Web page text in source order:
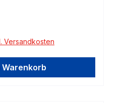
Versandkosten
Warenkorb